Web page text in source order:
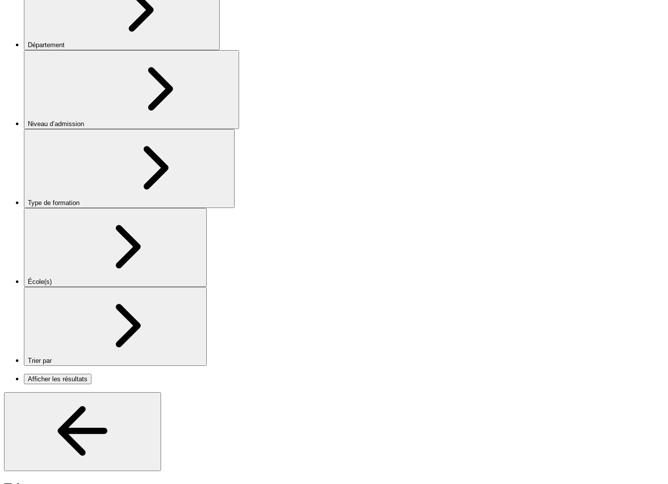
Département
Niveau d’admission
Type de formation
École(s)
Trier par
Afficher les résultats